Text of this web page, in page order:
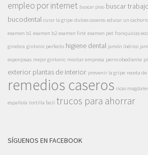
empleo por internet buscar piso buscar
bucodental curar la gripe dulces caseros educar un
examen b1 examen b2 examen first examen pet franquicias
ginebra gintonic perfecto higiene dental jamón ibérico
esponjosas mejor gintonic montar empresa perro obediente
exterior plantas de interior prevenir la gripe receta
remedios caseros ricas
española tortilla facil trucos para ahorrar
SÍGUENOS EN FACEBOOK